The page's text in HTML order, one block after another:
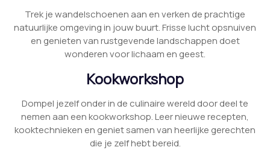
Trek je wandelschoenen aan en verken de prachtige
natuurlijke omgeving in jouw buurt. Frisse lucht opsnuiven
en genieten van rustgevende landschappen doet
wonderen voor lichaam en geest.
Kookworkshop
Dompel jezelf onder in de culinaire wereld door deel te
nemen aan een kookworkshop. Leer nieuwe recepten,
kooktechnieken en geniet samen van heerlijke gerechten
die je zelf hebt bereid.